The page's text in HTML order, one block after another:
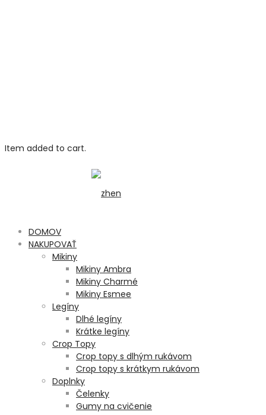
Item added to cart.
DOMOV
NAKUPOVAŤ
Mikiny
Mikiny Ambra
Mikiny Charmé
Mikiny Esmee
Legíny
Dlhé legíny
Krátke legíny
Crop Topy
Crop topy s dlhým rukávom
Crop topy s krátkym rukávom
Doplnky
Čelenky
Gumy na cvičenie